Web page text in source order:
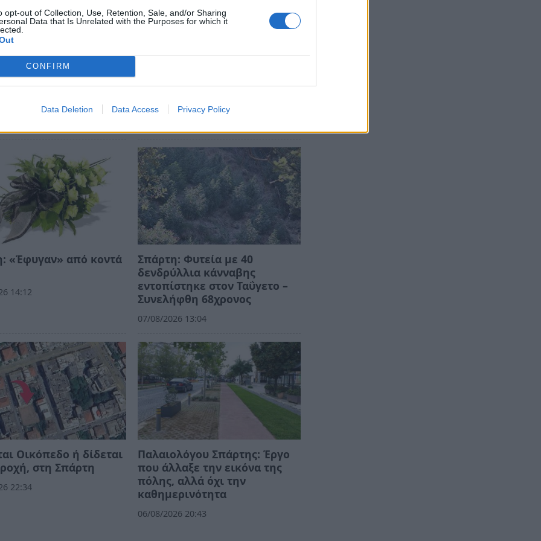
opt-out of Collection, Use, Retention, Sale, and/or Sharing
Data that Is Unrelated with the Purposes for which it
CONFIRM
Data Deletion Data Access Privacy Policy
και μάθετε πρώτοιόλες τις ειδήσεις
«Έφυγαν» από κοντά
14:12
Σπάρτη: Φυτεία με 40
δενδρύλλια κάνναβης
εντοπίστηκε στον Ταΰγετο –
Συνελήφθη 68χρονος
07/08/2026 13:04
Οικόπεδο ή δίδεται
στη Σπάρτη
22:34
Παλαιολόγου Σπάρτης: Έργο
που άλλαξε την εικόνα της
πόλης, αλλά όχι την
καθημερινότητα
06/08/2026 20:43